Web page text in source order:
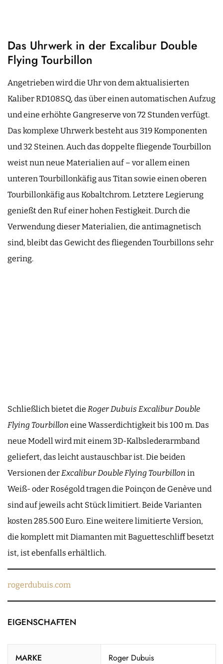
Das Uhrwerk in der Excalibur Double
Flying Tourbillon
Angetrieben wird die Uhr von dem aktualisierten
Kaliber RD108SQ, das über einen automatischen Aufzug
und eine erhöhte Gangreserve von 72 Stunden verfügt.
Das komplexe Uhrwerk besteht aus 319 Komponenten
und 32 Steinen. Auch das doppelte fliegende Tourbillon
weist nun neue Materialien auf – vor allem einen
unteren Tourbillonkäfig aus Titan sowie einen oberen
Tourbillonkäfig aus Kobaltchrom. Letztere Legierung
genießt den Ruf einer hohen Festigkeit. Durch die
Verwendung dieser Materialien, die antimagnetisch
sind, bleibt das Gewicht des fliegenden Tourbillons sehr
gering.
Schließlich bietet die Roger Dubuis Excalibur Double
Flying Tourbillon eine Wasserdichtigkeit bis 100 m. Das
neue Modell wird mit einem 3D-Kalbslederarmband
geliefert, das leicht austauschbar ist. Die beiden
Versionen der Excalibur Double Flying Tourbillon in
Weiß- oder Roségold tragen die Poinçon de Genève und
sind auf jeweils acht Stück limitiert. Beide Varianten
kosten 285.500 Euro. Eine weitere limitierte Version,
die komplett mit Diamanten mit Baguetteschliff besetzt
ist, ist ebenfalls erhältlich.
rogerdubuis.com
EIGENSCHAFTEN
MARKE Roger Dubuis